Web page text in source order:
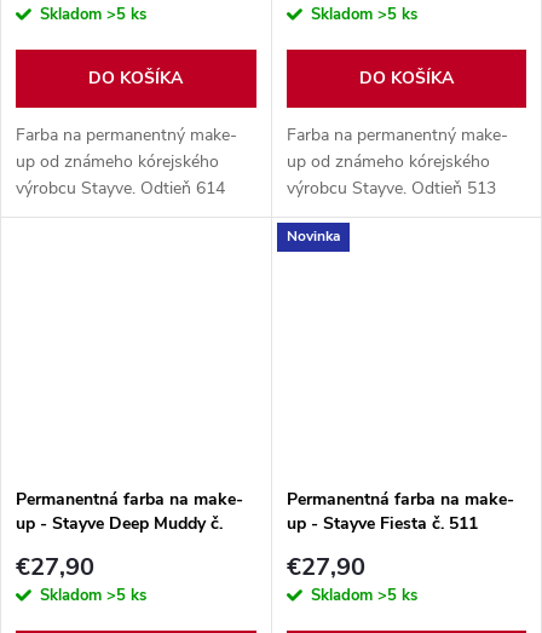
Skladom >5 ks
DO KOŠÍKA
Farba na permanentný make-
up od známeho kórejského
výrobcu Stayve. Odtieň 614
Camo organický pigment,
Skladom >5 ks
DO KOŠÍKA
Farba na permanentný make-
up od známeho kórejského
výrobcu Stayve. Odtieň 513
Carrot Juice organický pigment,
obsah balenia 10 ml.
Permanentná farba na make-
up - Stayve Deep Muddy č.
€27,90
Skladom >5 ks
Novinka
Permanentná farba na make-
up - Stayve Fiesta č. 511
€27,90
Skladom >5 ks